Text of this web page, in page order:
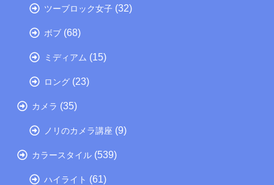
ツーブロック女子 (32)
ボブ (68)
ミディアム (15)
ロング (23)
カメラ (35)
ノリのカメラ講座 (9)
カラースタイル (539)
ハイライト (61)